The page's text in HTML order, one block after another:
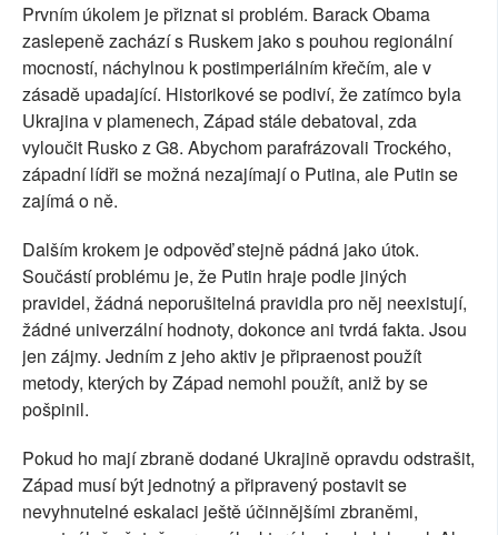
Prvním úkolem je přiznat si problém. Barack Obama
zaslepeně zachází s Ruskem jako s pouhou regionální
mocností, náchylnou k postimperiálním křečím, ale v
zásadě upadající. Historikové se podiví, že zatímco byla
Ukrajina v plamenech, Západ stále debatoval, zda
vyloučit Rusko z G8. Abychom parafrázovali Trockého,
západní lídři se možná nezajímají o Putina, ale Putin se
zajímá o ně.
Dalším krokem je odpověď stejně pádná jako útok.
Součástí problému je, že Putin hraje podle jiných
pravidel, žádná neporušitelná pravidla pro něj neexistují,
žádné univerzální hodnoty, dokonce ani tvrdá fakta. Jsou
jen zájmy. Jedním z jeho aktiv je připraenost použít
metody, kterých by Západ nemohl použít, aniž by se
pošpinil.
Pokud ho mají zbraně dodané Ukrajině opravdu odstrašit,
Západ musí být jednotný a připravený postavit se
nevyhnutelné eskalaci ještě účinnějšími zbraněmi,